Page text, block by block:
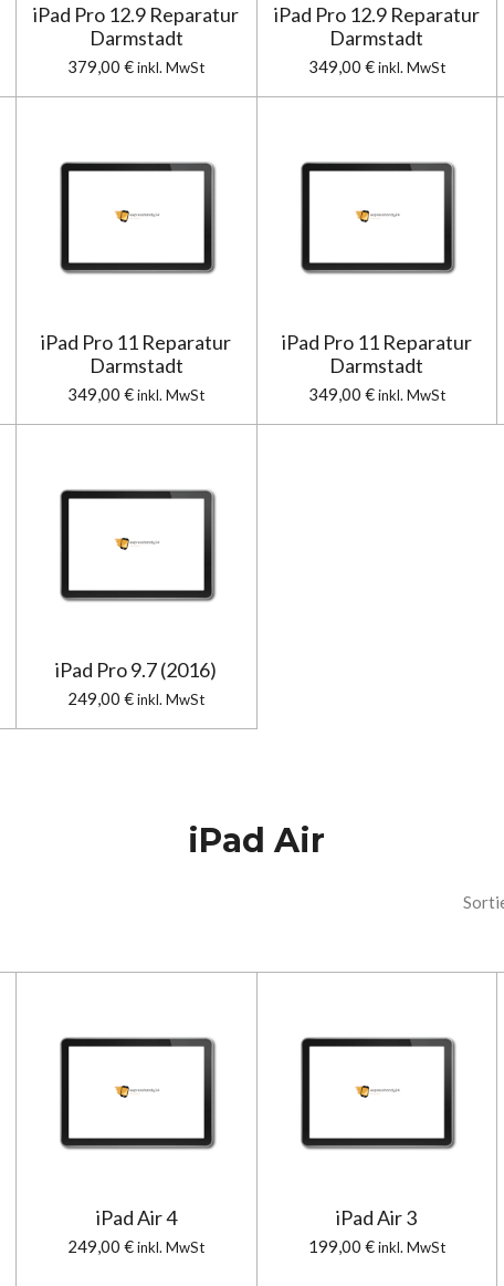
iPad Pro 12.9 Reparatur
Darmstadt
379,00 € inkl. MwSt
iPad Pro 12.9 Reparatur
Darmstadt
349,00 € inkl. MwSt
iPad Pro 11 Reparatur
Darmstadt
349,00 € inkl. MwSt
iPad Pro 11 Reparatur
Darmstadt
349,00 € inkl. MwSt
iPad Pro 9.7 (2016)
249,00 € inkl. MwSt
iPad Air
iPad Air 4
249,00 € inkl. MwSt
iPad Air 3
199,00 € inkl. MwSt